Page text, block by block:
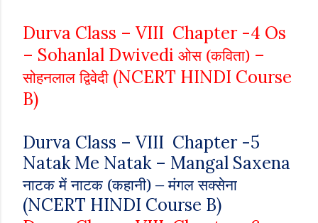
Durva Class – VIII Chapter -4 Os
– Sohanlal Dwivedi ओस (कविता) –
सोहनलाल द्विवेदी (NCERT HINDI Course
B)
Durva Class – VIII Chapter -5
Natak Me Natak – Mangal Saxena
नाटक में नाटक (कहानी)–मंगल सक्सेना
(NCERT HINDI Course B)